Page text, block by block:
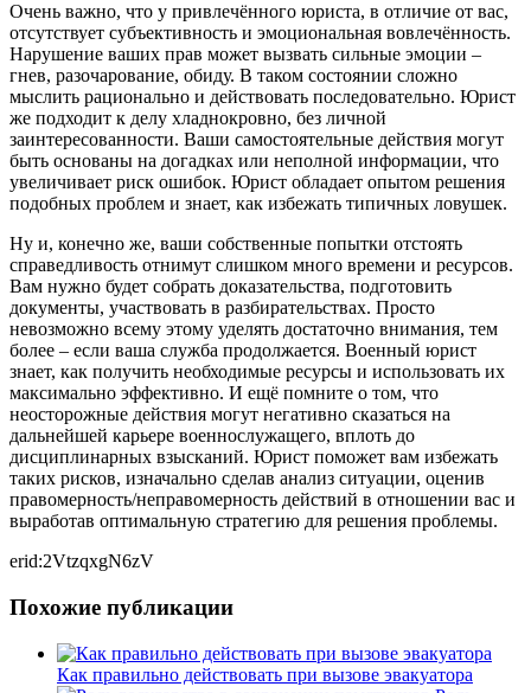
Очень важно, что у привлечённого юриста, в отличие от вас,
отсутствует субъективность и эмоциональная вовлечённость.
Нарушение ваших прав может вызвать сильные эмоции –
гнев, разочарование, обиду. В таком состоянии сложно
мыслить рационально и действовать последовательно. Юрист
же подходит к делу хладнокровно, без личной
заинтересованности. Ваши самостоятельные действия могут
быть основаны на догадках или неполной информации, что
увеличивает риск ошибок. Юрист обладает опытом решения
подобных проблем и знает, как избежать типичных ловушек.
Ну и, конечно же, ваши собственные попытки отстоять
справедливость отнимут слишком много времени и ресурсов.
Вам нужно будет собрать доказательства, подготовить
документы, участвовать в разбирательствах. Просто
невозможно всему этому уделять достаточно внимания, тем
более – если ваша служба продолжается. Военный юрист
знает, как получить необходимые ресурсы и использовать их
максимально эффективно. И ещё помните о том, что
неосторожные действия могут негативно сказаться на
дальнейшей карьере военнослужащего, вплоть до
дисциплинарных взысканий. Юрист поможет вам избежать
таких рисков, изначально сделав анализ ситуации, оценив
правомерность/неправомерность действий в отношении вас и
выработав оптимальную стратегию для решения проблемы.
erid:2VtzqxgN6zV
Похожие публикации
Как правильно действовать при вызове эвакуатора